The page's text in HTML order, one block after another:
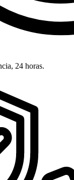
24 horas.